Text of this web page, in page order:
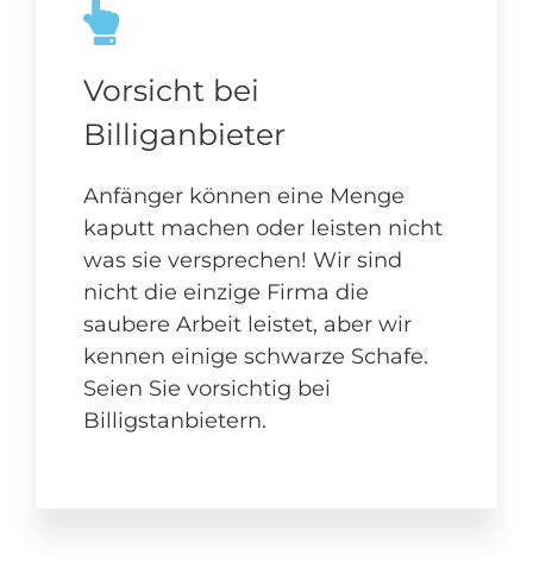
Vorsicht bei
Billiganbieter
Anfänger können eine Menge
kaputt machen oder leisten nicht
was sie versprechen! Wir sind
nicht die einzige Firma die
saubere Arbeit leistet, aber wir
kennen einige schwarze Schafe.
Seien Sie vorsichtig bei
Billigstanbietern.